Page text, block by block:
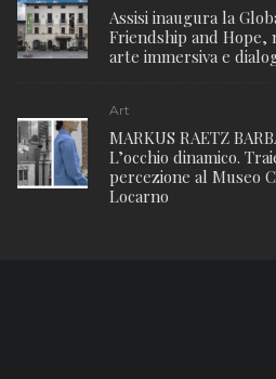
Assisi inaugura la
Friendship and Hope,
arte immersiva e
Art
MARKUS RAETZ
L’occhio dinamico.
percezione al Museo
Locarno